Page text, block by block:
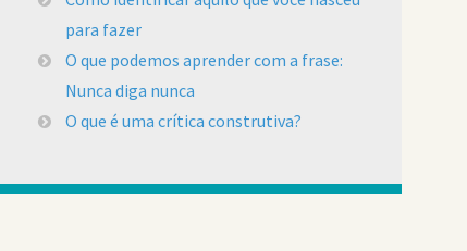
para fazer
O que podemos aprender com a frase:
Nunca diga nunca
O que é uma crítica construtiva?